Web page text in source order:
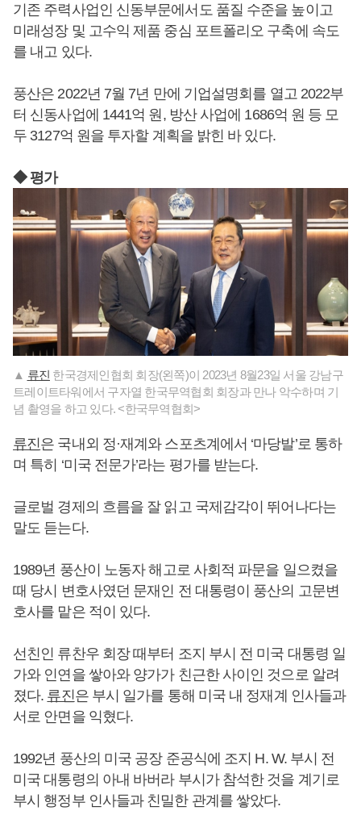
기존 주력사업인 신동부문에서도 품질 수준을 높이고
미래성장 및 고수익 제품 중심 포트폴리오 구축에 속도
를 내고 있다.
풍산은 2022년 7월 7년 만에 기업설명회를 열고 2022부
터 신동사업에 1441억 원, 방산 사업에 1686억 원 등 모
두 3127억 원을 투자할 계획을 밝힌 바 있다.
◆ 평가
▲ 류진 한국경제인협회 회장(왼쪽)이 2023년 8월23일 서울 강남구
트레이트타워에서 구자열 한국무역협회 회장과 만나 악수하며 기
념 촬영을 하고 있다. <한국무역협회>
류진은 국내외 정·재계와 스포츠계에서 ‘마당발’로 통하
며 특히 ‘미국 전문가’라는 평가를 받는다.
글로벌 경제의 흐름을 잘 읽고 국제감각이 뛰어나다는
말도 듣는다.
1989년 풍산이 노동자 해고로 사회적 파문을 일으켰을
때 당시 변호사였던 문재인 전 대통령이 풍산의 고문변
호사를 맡은 적이 있다.
선친인 류찬우 회장 때부터 조지 부시 전 미국 대통령 일
가와 인연을 쌓아와 양가가 친근한 사이인 것으로 알려
졌다. 류진은 부시 일가를 통해 미국 내 정재계 인사들과
서로 안면을 익혔다.
1992년 풍산의 미국 공장 준공식에 조지 H. W. 부시 전
미국 대통령의 아내 바버라 부시가 참석한 것을 계기로
부시 행정부 인사들과 친밀한 관계를 쌓았다.